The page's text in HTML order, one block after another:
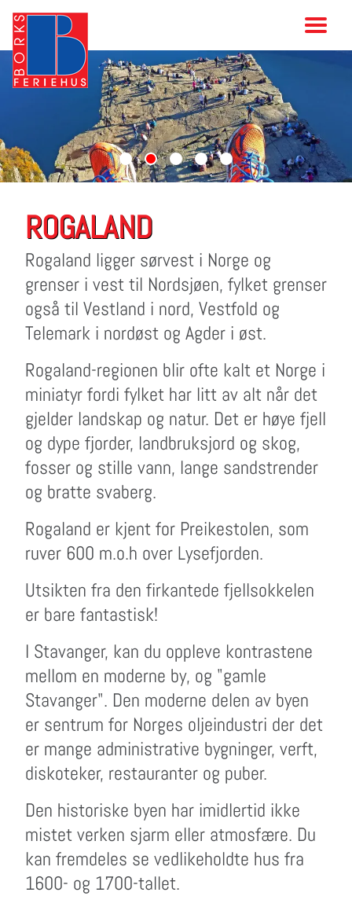
ROGALAND
Rogaland ligger sørvest i Norge og
grenser i vest til Nordsjøen, fylket grenser
også til Vestland i nord, Vestfold og
Telemark i nordøst og Agder i øst.
Rogaland-regionen blir ofte kalt et Norge i
miniatyr fordi fylket har litt av alt når det
gjelder landskap og natur. Det er høye fjell
og dype fjorder, landbruksjord og skog,
fosser og stille vann, lange sandstrender
og bratte svaberg.
Rogaland er kjent for Preikestolen, som
ruver 600 m.o.h over Lysefjorden.
Utsikten fra den firkantede fjellsokkelen
er bare fantastisk!
I Stavanger, kan du oppleve kontrastene
mellom en moderne by, og "gamle
Stavanger". Den moderne delen av byen
er sentrum for Norges oljeindustri der det
er mange administrative bygninger, verft,
diskoteker, restauranter og puber.
Den historiske byen har imidlertid ikke
mistet verken sjarm eller atmosfære. Du
kan fremdeles se vedlikeholdte hus fra
1600- og 1700-tallet.